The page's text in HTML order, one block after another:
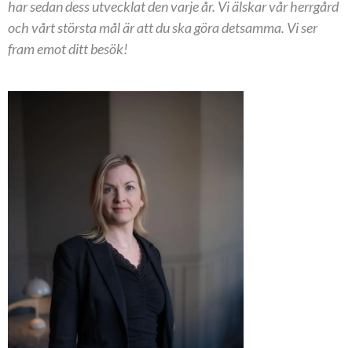
har sedan dess utvecklat den varje år. Vi älskar vår herrgård
och vårt största mål är att du ska göra detsamma. Vi ser
fram emot ditt besök!